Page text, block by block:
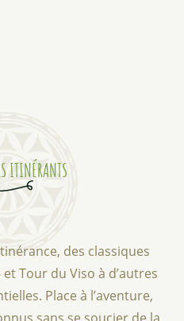
ITINÉRANTS
des classiques
Tour du Viso à d’autres
Place à l’aventure,